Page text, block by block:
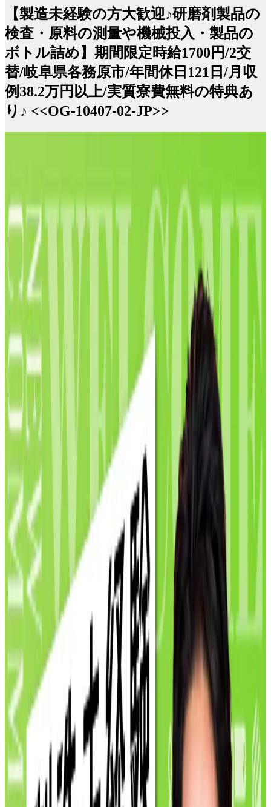
【製造未経験の方大歓迎♪研磨剤製品の
検査・原料の測量や機械投入・製品の
ボトル詰め】期間限定時給1700円/2交
替/岐阜県各務原市/年間休日121日/月収
例38.2万円以上/実質寮費無料の特典あ
り♪ <<OG-10407-02-JP>>